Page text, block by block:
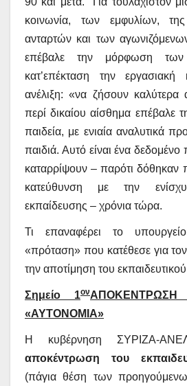
κοινωνία, των εμφυλίων,
ανταρτών και των
επέβαλε την μόρφωση
κατ’επέκταση την εργασιακή
ανέλιξη: «να ζήσουν
περί δικαίου αίσθημα επέβαλε
παιδεία, με ενιαία αναλυτικά
παιδιά. Αυτό είναι ένα
καταρρίψουν – παρότι δόθηκαν
κατεύθυνση με την
εκπαίδευσης – χρόνια τώρα.
Τι επαναφέρει το
«πρόταση» που κατέθεσε για
την αποτίμηση του
Σημείο 1ονΑΠΟΚΕΝΤΡΩΣΗ
«ΑΥΤΟΝΟΜΙΑ»
Η κυβέρνηση ΣΥΡΙΖΑ-
αποκέντρωση του
(πάγια θέση των